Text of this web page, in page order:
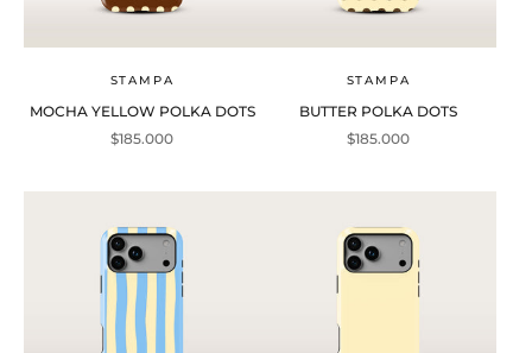
STAMPA
MOCHA YELLOW POLKA DOTS
Precio de oferta
$185.000
STAMPA
BUTTER POLKA DOTS
Precio de oferta
$185.000